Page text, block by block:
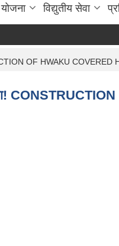
विद्युतीय सेवा
OF HWAKU COVERED